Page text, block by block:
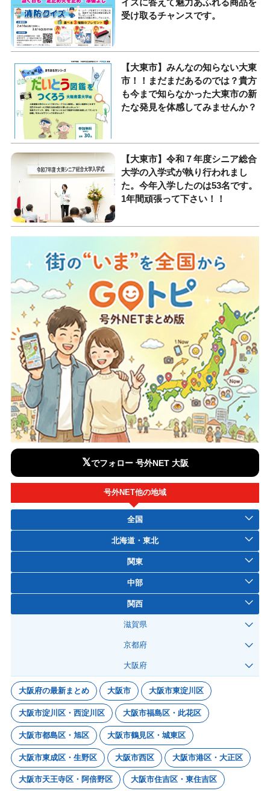
イズに答えて魅力あふれる商品を
受け取るチャンスです。
【大東市】みんなの知らない大東
市！！まだまだあるのでは？貴方
も今まで知らなかった大東市の新
たな発見を体感してみませんか？
【大東市】令和７年度シニア総合
大学の入学式が執り行われまし
た。今年入学したのは53名です。
1年間頑張って下さい！！
𝕏でフォロー 号外NET 大阪
号外NET他の地域
全国
北海道・東北
関東
中部
関西
滋賀県
京都府
大阪府
大阪府の最新まとめ 大阪市 大阪市東淀川区
大阪市淀川区・西淀川区 大阪市福島区・此花区
大阪市都島区・旭区 大阪市鶴見区・城東区
大阪市東成区・生野区 大阪市西区 大阪市港区・大正区
大阪市天王寺区・阿倍野区 大阪市住吉区・東住吉区